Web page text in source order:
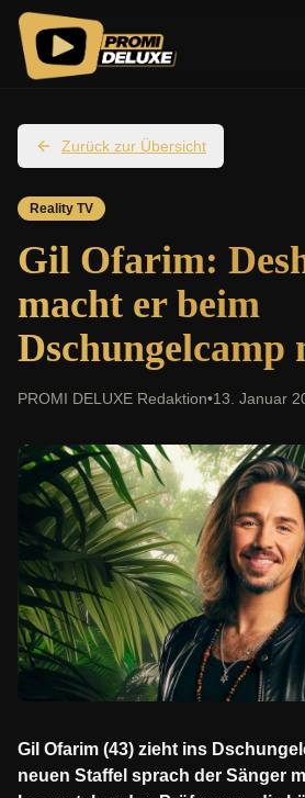
Zurück zur Übersicht
Reality TV
Gil Ofarim:
macht er beim
Dschungelcamp
PROMI DELUXE Redaktion•13. Januar
Gil Ofarim (43) zieht ins
neuen Staffel sprach der Sänger